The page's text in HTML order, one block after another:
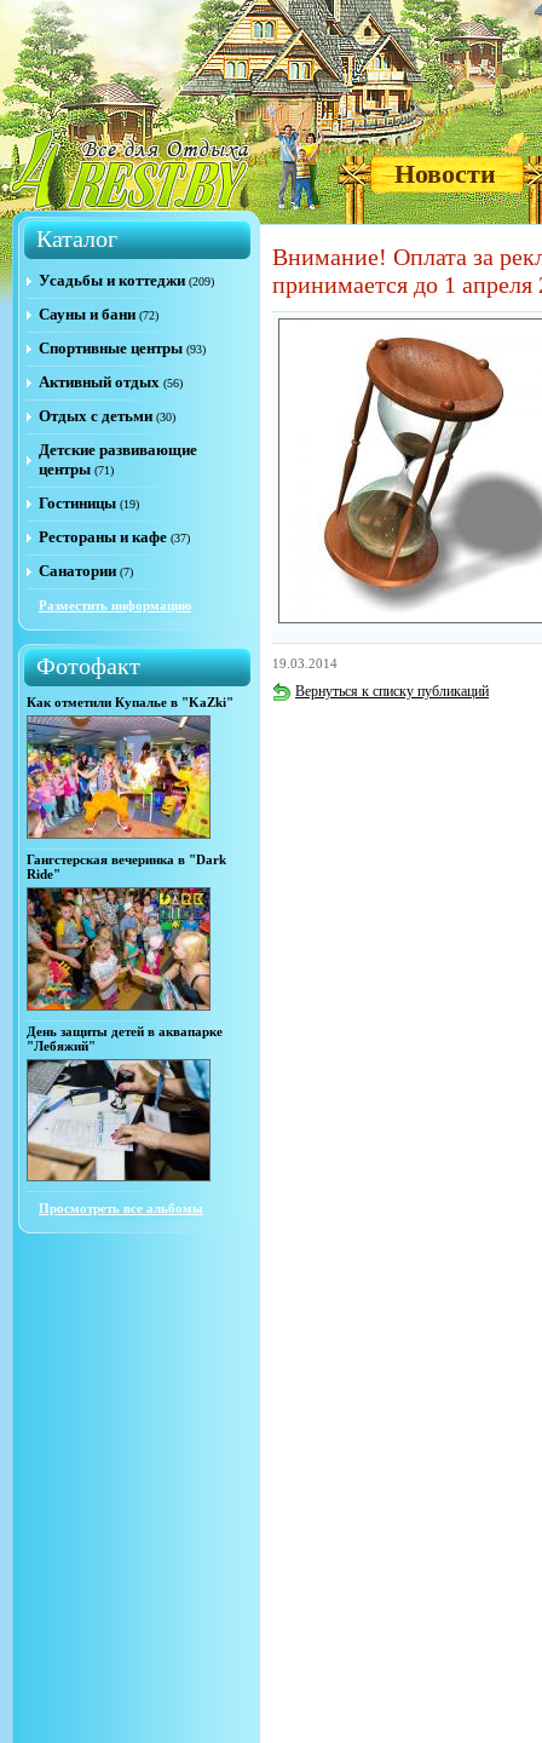
Новости
Каталог
Усадьбы и коттеджи (209)
Сауны и бани (72)
Спортивные центры (93)
Активный отдых (56)
Отдых с детьми (30)
Детские развивающие
центры (71)
Гостиницы (19)
Рестораны и кафе (37)
Санатории (7)
Разместить информацию
Фотофакт
Как отметили Купалье в "KaZki"
Гангстерская вечеринка в "Dark
Ride"
День защиты детей в аквапарке
"Лебяжий"
Просмотреть все альбомы
Внимание! Оплата за
принимается до 1 апреля
19.03.2014
Вернуться к списку публикаций